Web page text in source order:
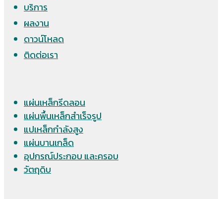
บริการ
ผลงาน
ดาวน์โหลด
ติดต่อเรา
แผ่นเหล็กรีดลอน
แผ่นพื้นเหล็กสำเร็จรูป
แปเหล็กกำลังสูง
แผ่นบานเกล็ด
อุปกรณ์ประกอบ และครอบ
วัตถุดิบ